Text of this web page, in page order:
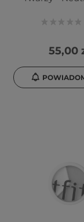
55,00